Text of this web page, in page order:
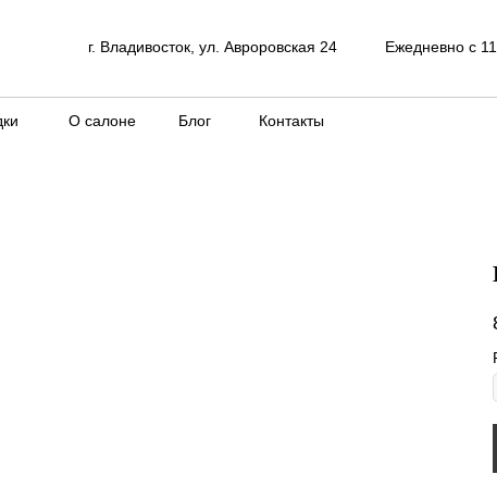
О салоне Блог Контакты
г. Владивосток, ул. Авроровская 24 Ежедневно с